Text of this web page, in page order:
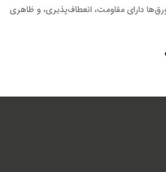
دارای مقاومت، انعطاف‌پذیری، و ظاهری